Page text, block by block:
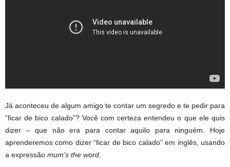
Já aconteceu de algum amigo te contar um segredo e te pedir para
“ficar de bico calado”? Você com certeza entendeu o que ele quis
dizer – que não era para contar aquilo para ninguém. Hoje
aprenderemos como dizer “ficar de bico calado” em inglês, usando
a expressão mum’s the word